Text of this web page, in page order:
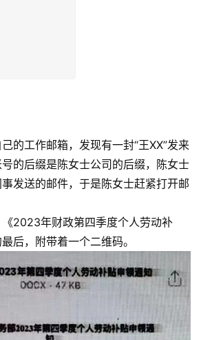
的工作邮箱，发现有一封“王XX”发来
的后缀是陈女士公司的后缀，陈女士
发送的邮件，于是陈女士赶紧打开邮
2023年财政第四季度个人劳动补
后，附带着一个二维码。